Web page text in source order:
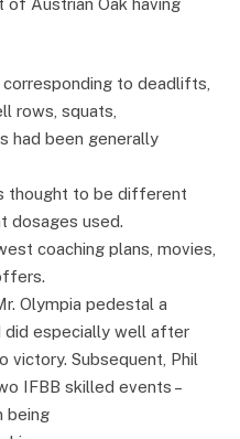
to deadlifts,
rows, squats,
had been generally
thought to be different
dosages used.
coaching plans, movies,
Olympia pedestal a
did especially well after
victory. Subsequent, Phil
IFBB skilled events –
being